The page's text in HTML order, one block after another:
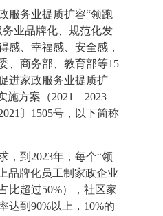
服务业提质扩容“领跑
业品牌化、规范化发
感、幸福感、安全感，
、商务部、教育部等15
进家政服务业提质扩
施方案（2021—2023
〕1505号，以下简称
，到2023年，每个“领
品牌化员工制家政企业
比超过50%），社区家
达到90%以上，10%的